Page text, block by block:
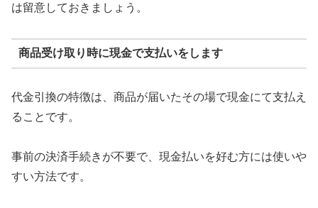
は留意しておきましょう。
商品受け取り時に現金で支払いをします
代金引換の特徴は、商品が届いたその場で現金にて支払え
ることです。
事前の決済手続きが不要で、現金払いを好む方には使いや
すい方法です。